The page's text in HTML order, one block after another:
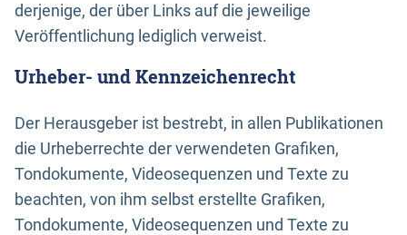
derjenige, der über Links auf die jeweilige
Veröffentlichung lediglich verweist.
Urheber- und Kennzeichenrecht
Der Herausgeber ist bestrebt, in allen Publikationen
die Urheberrechte der verwendeten Grafiken,
Tondokumente, Videosequenzen und Texte zu
beachten, von ihm selbst erstellte Grafiken,
Tondokumente, Videosequenzen und Texte zu